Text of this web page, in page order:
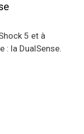
5 et à
: la DualSense.